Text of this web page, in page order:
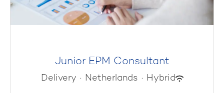
Junior EPM Consultant
Delivery · Netherlands · Hybrid